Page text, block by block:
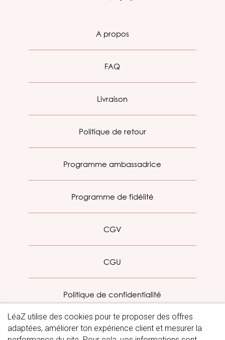
A propos
FAQ
Livraison
Politique de retour
Programme ambassadrice
Programme de fidélité
CGV
CGU
Politique de confidentialité
Mentions légales
LéaZ utilise des cookies pour te proposer des offres
adaptées, améliorer ton expérience client et mesurer la